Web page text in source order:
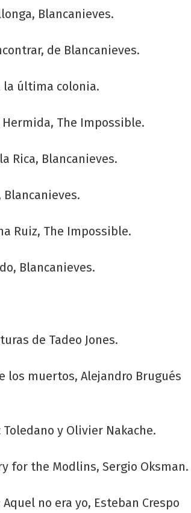
Blancanieves.
de Blancanieves.
la última colonia.
The Impossible.
Rica, Blancanieves.
Ruiz, The Impossible.
Blancanieves.
de Tadeo Jones.
los muertos, Alejandro Brugués
y Olivier Nakache.
for the Modlins, Sergio Oksman.
no era yo, Esteban Crespo